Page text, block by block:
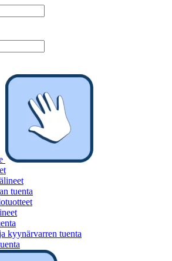
tuenta
kyynärvarren tuenta